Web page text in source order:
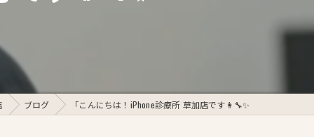
ブログ 「こんにちは！iPhone診療所 草加店です👩‍🔧✨